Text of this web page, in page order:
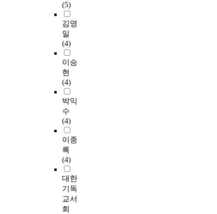
(5)
김영
일
(4)
이승
현
(4)
박익
수
(4)
이종
록
(4)
대한
기독
교서
회